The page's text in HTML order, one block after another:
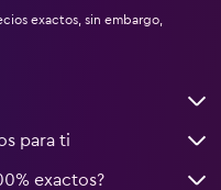
exactos, sin embargo,
para ti
exactos?